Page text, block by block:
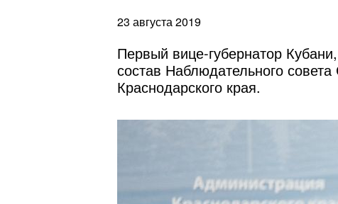
23 августа 2019
Первый вице-губернатор
состав Наблюдательного
Краснодарского края.